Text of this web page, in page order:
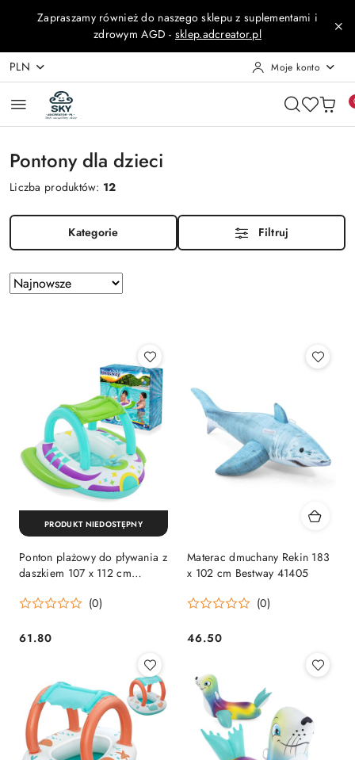
Przejdź do treści głównej
Przejdź do wyszukiwarki
Przejdź do moje konto
Przejdź do menu głównego
Przejdź do stopki
Zapraszamy również do naszego sklepu z suplementami i
zdrowym AGD - sklep.adcreator.pl
PLN Moje konto
Pontony dla dzieci
Liczba produktów: 12
Kategorie Filtruj
Zastosowano
sortowanie:
Sortuj
według
Ponton plażowy do pływania z
daszkiem 107 x 112 cm
(0)
Cena:
61.80
PRODUKT NIEDOSTĘPNY
Materac dmuchany Rekin 183
x 102 cm Bestway 41405
(0)
Cena:
46.50